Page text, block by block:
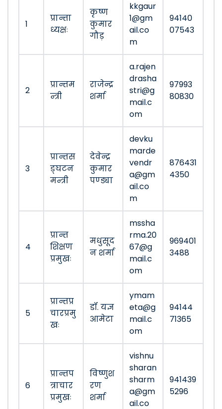
1
प्रान्ता
ध्यक्षः
कृष्ण
कुमार
गौड़
kkgaur
1@gm
ail.co
m
94140
07543
2
प्रान्तम
न्त्री
राजेन्द्र
शर्मा
a.rajen
drasha
stri@g
mail.c
om
97993
80830
3
प्रान्तस
ङ्घटन
मन्त्री
देवेन्द्र
कुमार
पण्ड्या
devku
marde
vendr
a@gm
ail.co
m
876431
4350
4
प्रान्त
शिक्षण
प्रमुखः
मधुसूद
न शर्मा
mssha
rma.20
67@g
mail.c
om
969401
3488
5
प्रान्तप्र
चारप्रमु
खः
डॉ. यज्ञ
आमेटा
ymam
eta@g
mail.c
om
94144
71365
6
प्रान्तप
त्राचार
प्रमुखः
विष्णुश
रण
शर्मा
vishnu
sharan
sharm
a@gm
ail.co
941439
5296